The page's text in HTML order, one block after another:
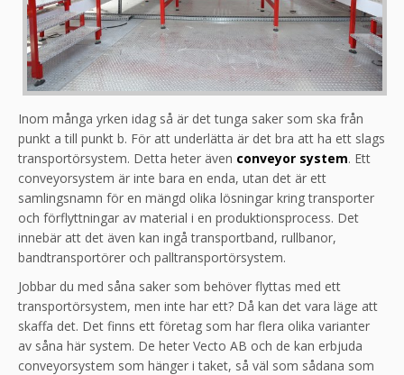
Inom många yrken idag så är det tunga saker som ska från
punkt a till punkt b. För att underlätta är det bra att ha ett slags
transportörsystem. Detta heter även conveyor system. Ett
conveyorsystem är inte bara en enda, utan det är ett
samlingsnamn för en mängd olika lösningar kring transporter
och förflyttningar av material i en produktionsprocess. Det
innebär att det även kan ingå transportband, rullbanor,
bandtransportörer och palltransportörsystem.
Jobbar du med såna saker som behöver flyttas med ett
transportörsystem, men inte har ett? Då kan det vara läge att
skaffa det. Det finns ett företag som har flera olika varianter
av såna här system. De heter Vecto AB och de kan erbjuda
conveyorsystem som hänger i taket, så väl som sådana som